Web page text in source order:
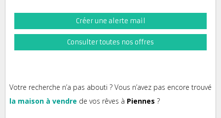
Créer une alerte mail
Consulter toutes nos offres
Votre recherche n’a pas abouti ? Vous n’avez pas encore trouvé
la maison à vendre de vos rêves à Piennes ?